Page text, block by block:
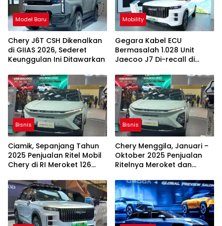
Model Baru
Chery J6T CSH Dikenalkan
di GIIAS 2026, Sederet
Keunggulan Ini Ditawarkan
Mobility
Gegara Kabel ECU
Bermasalah 1.028 Unit
Jaecoo J7 Di-recall di
Bisnis
Ciamik, Sepanjang Tahun
2025 Penjualan Ritel Mobil
Chery di RI Meroket 126
Bisnis
Chery Menggila, Januari –
Oktober 2025 Penjualan
Ritelnya Meroket dan